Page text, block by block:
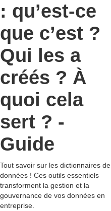
: qu’est-ce
que c’est ?
Qui les a
créés ? À
quoi cela
sert ? -
Guide
Tout savoir sur les dictionnaires de
données ! Ces outils essentiels
transforment la gestion et la
gouvernance de vos données en
entreprise.